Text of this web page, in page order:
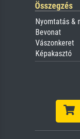
Összegzés
Nyomtatás &
Bevonat
Vászonkeret
Képakasztó